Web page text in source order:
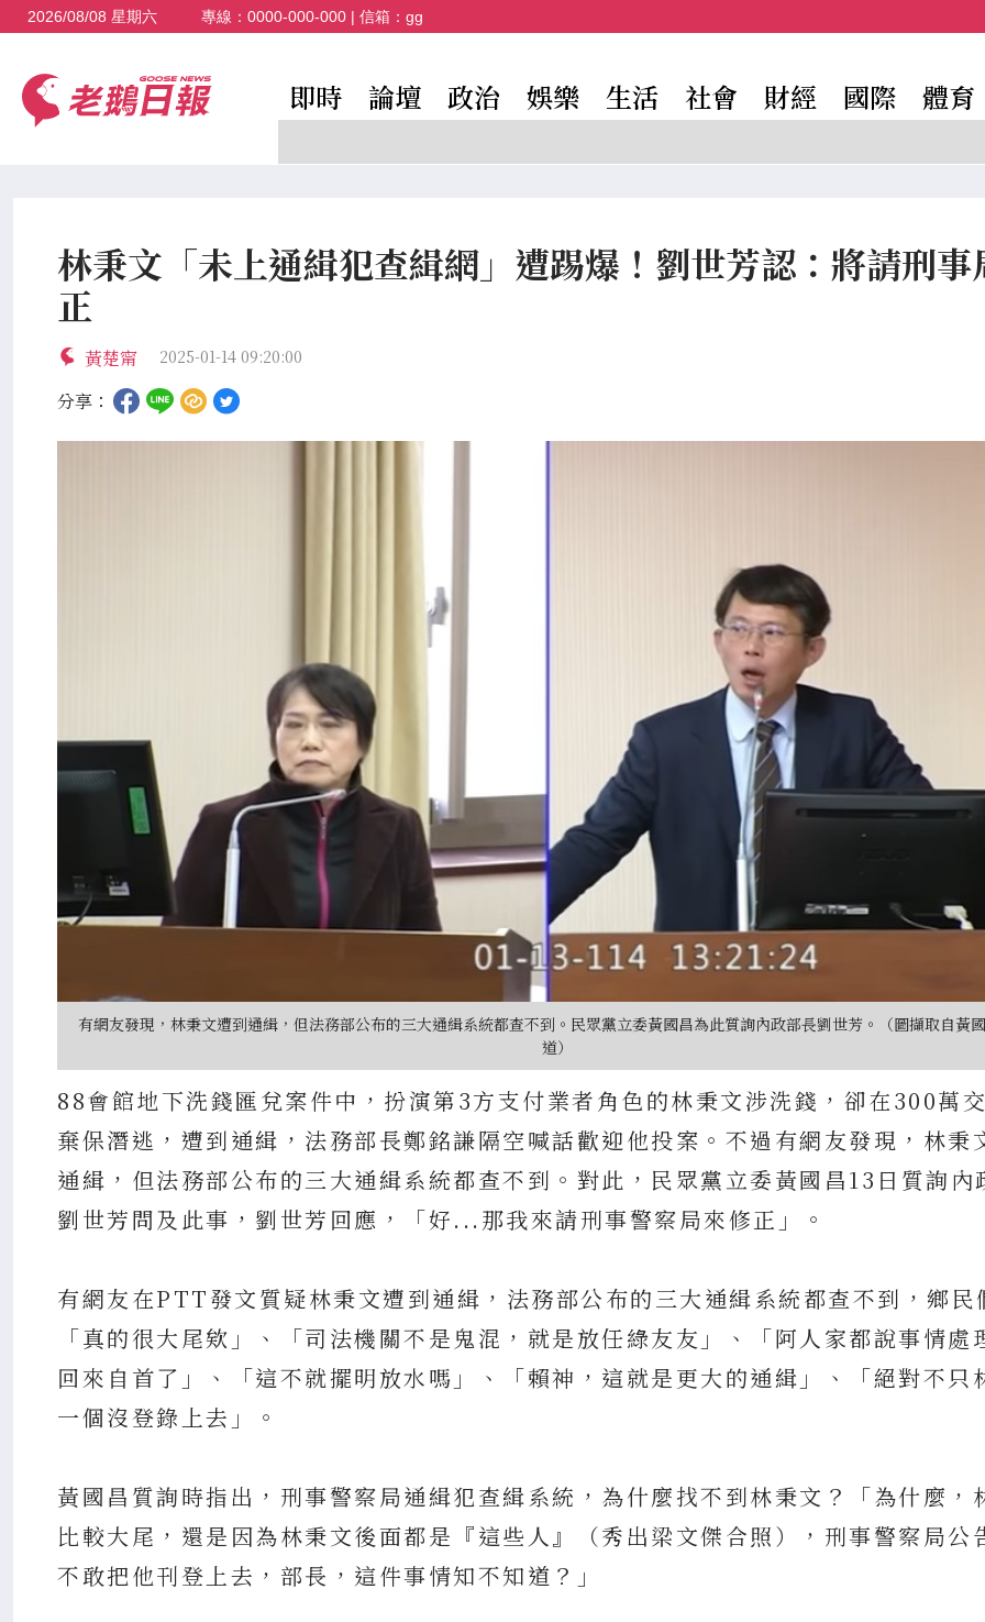
2026/08/08 星期六 專線： 0000-000-000 | 信箱： gg
即時 論壇 政治 娛樂 生活 社會 財經 國際 體育
林秉文「未上通緝犯查緝網」遭踢爆！劉世芳認：將請刑事
正
黃楚甯 2025-01-14 09:20:00
分享：
有網友發現，林秉文遭到通緝，但法務部公布的三大通緝系統都查不到。民眾黨立委黃國昌為此質詢內政部長劉世芳。（圖擷取自黃
道）
88會館地下洗錢匯兌案件中，扮演第3方支付業者角色的林秉文涉洗錢，卻在300萬
棄保潛逃，遭到通緝，法務部長鄭銘謙隔空喊話歡迎他投案。不過有網友發現，林秉
通緝，但法務部公布的三大通緝系統都查不到。對此，民眾黨立委黃國昌13日質詢內
劉世芳問及此事，劉世芳回應，「好...那我來請刑事警察局來修正」。
有網友在PTT發文質疑林秉文遭到通緝，法務部公布的三大通緝系統都查不到，鄉民
「真的很大尾欸」、「司法機關不是鬼混，就是放任綠友友」、「阿人家都說事情處
回來自首了」、「這不就擺明放水嗎」、「賴神，這就是更大的通緝」、「絕對不只
一個沒登錄上去」。
黃國昌質詢時指出，刑事警察局通緝犯查緝系統，為什麼找不到林秉文？「為什麼，
比較大尾，還是因為林秉文後面都是『這些人』（秀出梁文傑合照），刑事警察局公
不敢把他刊登上去，部長，這件事情知不知道？」